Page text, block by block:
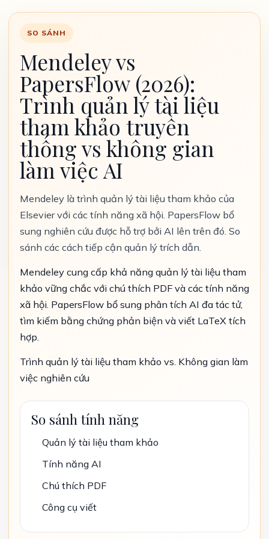
SO SÁNH
Mendeley vs
PapersFlow (2026):
Trình quản lý tài liệu
tham khảo truyền
thống vs không gian
làm việc AI
Mendeley là trình quản lý tài liệu tham khảo của
Elsevier với các tính năng xã hội. PapersFlow bổ
sung nghiên cứu được hỗ trợ bởi AI lên trên đó. So
sánh các cách tiếp cận quản lý trích dẫn.
Mendeley cung cấp khả năng quản lý tài liệu tham
khảo vững chắc với chú thích PDF và các tính năng
xã hội. PapersFlow bổ sung phân tích AI đa tác tử,
tìm kiếm bằng chứng phản biện và viết LaTeX tích
hợp.
Trình quản lý tài liệu tham khảo vs. Không gian làm
việc nghiên cứu
So sánh tính năng
Quản lý tài liệu tham khảo
Tính năng AI
Chú thích PDF
Công cụ viết